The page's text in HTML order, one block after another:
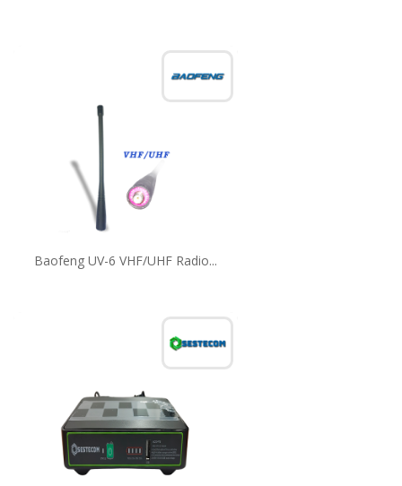
Baofeng UV-6 VHF/UHF Radio...